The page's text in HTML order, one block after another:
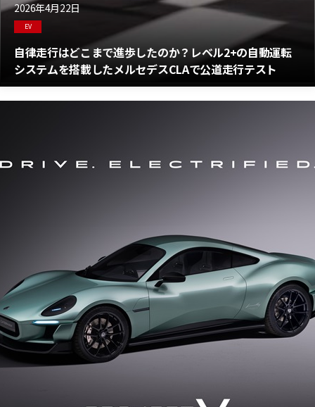
2026年4月22日
EV
自律走行はどこまで進歩したのか？レベル2+の自動運転
システムを搭載したメルセデスCLAで公道走行テスト